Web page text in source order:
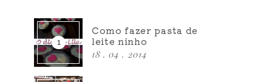
Como fazer pasta de
leite ninho
18 . 04 . 2014